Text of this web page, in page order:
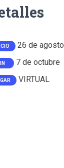
26 de agosto
7 de octubre
VIRTUAL